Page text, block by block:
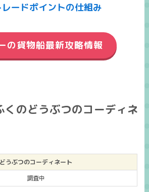
ードポイントの仕組み
の貨物船最新攻略情報
くのどうぶつのコーディネ
どうぶつのコーディネート
調査中